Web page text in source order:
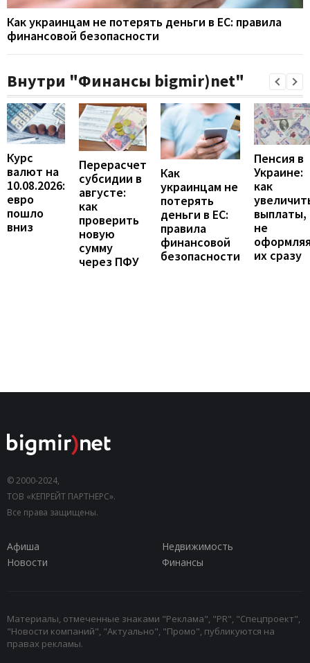
Как украинцам не потерять деньги в ЕС: правила
финансовой безопасности
Внутри "Финансы bigmir)net"
Курс
валют на
10.08.2026:
евро
пошло
вниз
Перерасчет
субсидии в
августе:
как
проверить
новую
сумму
через ПФУ
Как
украинцам не
потерять
деньги в ЕС:
правила
финансовой
безопасности
Пенсия в
Украине:
как
выплаты,
не
их сразу
© 2000-2024,
ТОВ «КЕПРЕЙТ ПАРТНЕРС».
Все права защищены.
Афиша
Недвижимость
Новости
Финансы
Материалы, отмеченные знаками "Реклама", "PR", "Спецпроект",
"Новости компаний", "Актуально", "Промо", публикуются на
правах рекламы.